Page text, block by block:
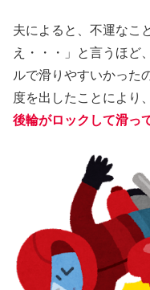
夫によると、不運なこ
え・・・」と言うほど
ルで滑りやすいかった
度を出したことにより、
後輪がロックして滑っ